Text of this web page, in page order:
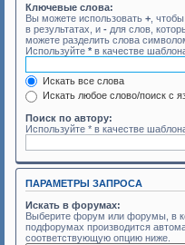
Ключевые слова:
Вы можете использовать + ,
в результатах, и - для слов,
можете разделить слова
Используйте * в качестве
Искать все слова
Искать любое слово/поиск с
Поиск по автору:
Используйте * в качестве
ПАРАМЕТРЫ ЗАПРОСА
Искать в форумах:
Выберите форум или форумы, в
подфорумах производится
соответствующую опцию ниже.